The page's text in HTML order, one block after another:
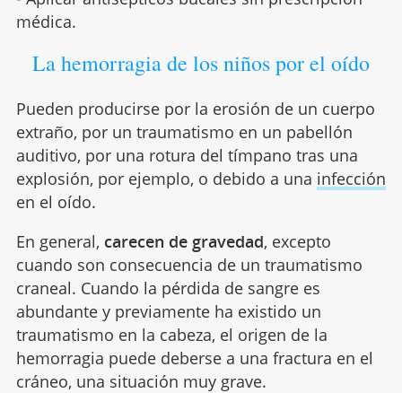
médica.
La hemorragia de los niños por el oído
Pueden producirse por la erosión de un cuerpo
extraño, por un traumatismo en un pabellón
auditivo, por una rotura del tímpano tras una
explosión, por ejemplo, o debido a una infección
en el oído.
En general, carecen de gravedad, excepto
cuando son consecuencia de un traumatismo
craneal. Cuando la pérdida de sangre es
abundante y previamente ha existido un
traumatismo en la cabeza, el origen de la
hemorragia puede deberse a una fractura en el
cráneo, una situación muy grave.